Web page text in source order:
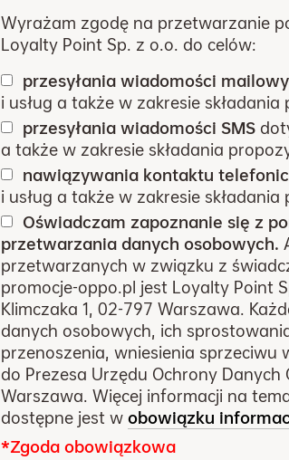
Wyrażam zgodę na przetwarzanie
Loyalty Point Sp. z o.o. do celów:
przesyłania wiadomości
i usług a także w zakresie
przesyłania wiadomości SMS
a także w zakresie składania
nawiązywania kontaktu
i usług a także w zakresie
Oświadczam zapoznanie się z
przetwarzania danych osobowych.
przetwarzanych w związku z
promocje-oppo.pl jest Loyalty Point
Klimczaka 1, 02-797 Warszawa.
danych osobowych, ich
przenoszenia, wniesienia
do Prezesa Urzędu Ochrony Danych
Warszawa. Więcej informacji na
dostępne jest w obowiązku
*Zgoda obowiązkowa